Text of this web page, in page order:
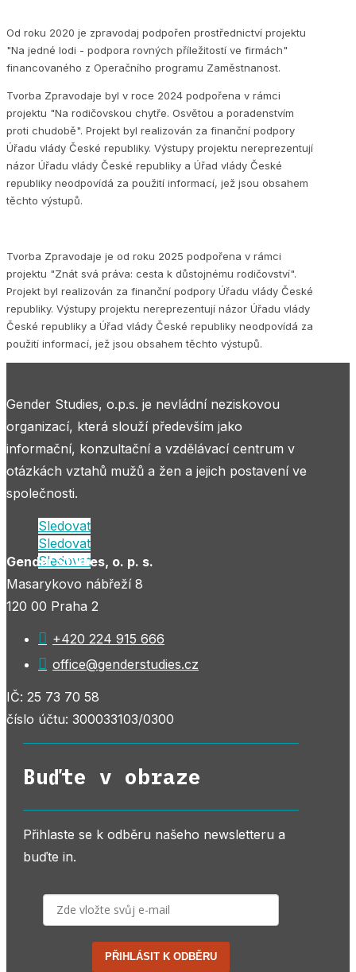
Od roku 2020 je zpravodaj podpořen prostřednictví projektu
"Na jedné lodi - podpora rovných příležitostí ve firmách"
financovaného z Operačního programu Zaměstnanost.
Tvorba Zpravodaje byl v roce 2024 podpořena v rámci
projektu "Na rodičovskou chytře. Osvětou a poradenstvím
proti chudobě". Projekt byl realizován za finanční podpory
Úřadu vlády České republiky. Výstupy projektu nereprezentují
názor Úřadu vlády České republiky a Úřad vlády České
republiky neodpovídá za použití informací, jež jsou obsahem
těchto výstupů.
Tvorba Zpravodaje je od roku 2025 podpořena v rámci
projektu "Znát svá práva: cesta k důstojnému rodičovství".
Projekt byl realizován za finanční podpory Úřadu vlády České
republiky. Výstupy projektu nereprezentují názor Úřadu vlády
České republiky a Úřad vlády České republiky neodpovídá za
použití informací, jež jsou obsahem těchto výstupů.
Gender Studies, o.p.s. je nevládní neziskovou
organizací, která slouží především jako
informační, konzultační a vzdělávací centrum v
otázkách vztahů mužů a žen a jejich postavení ve
společnosti.
Sledovat
Sledovat
Sledovat
Gender Studies, o. p. s.
Masarykovo nábřeží 8
120 00 Praha 2
 +420 224 915 666
 office@genderstudies.cz
IČ: 25 73 70 58
číslo účtu: 300033103/0300
Buďte v obraze
Přihlaste se k odběru našeho newsletteru a
buďte in.
PŘIHLÁSIT K ODBĚRU